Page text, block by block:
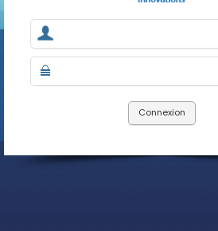
Connexion